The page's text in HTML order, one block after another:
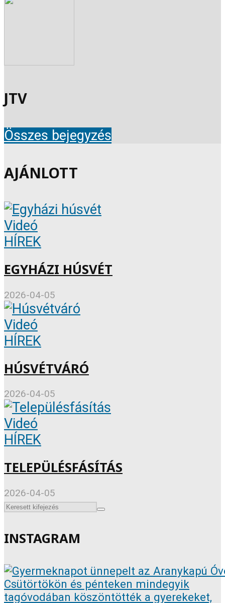
JTV
Összes bejegyzés
AJÁNLOTT
Videó
HÍREK
EGYHÁZI HÚSVÉT
2026-04-05
Videó
HÍREK
HÚSVÉTVÁRÓ
2026-04-05
Videó
HÍREK
TELEPÜLÉSFÁSÍTÁS
2026-04-05
INSTAGRAM